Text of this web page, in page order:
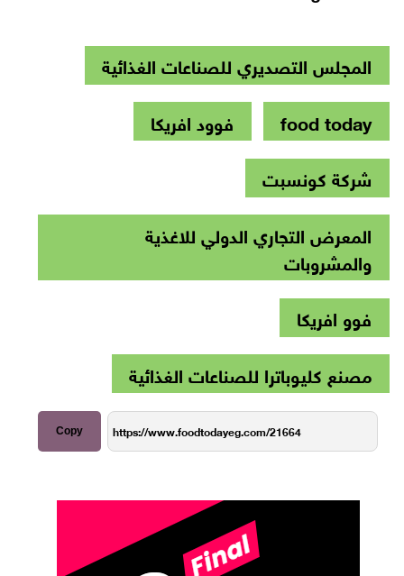
المجلس التصديري للصناعات الغذائية
food today
فوود افريكا
شركة كونسبت
المعرض التجاري الدولي للاغذية
والمشروبات
فوو افريكا
مصنع كليوباترا للصناعات الغذائية
Copy